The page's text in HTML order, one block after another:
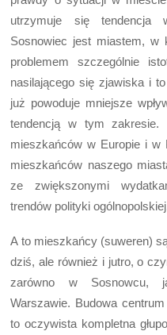
utrzymuje się tendencja
Sosnowiec jest miastem, w
problemem szczególnie
nasilającego się zjawiska i
już powoduje mniejsze
tendencją w tym zakresie.
mieszkańców w Europie i
mieszkańców naszego
ze zwiększonymi
trendów polityki
A to mieszkańcy (suweren)
dziś, ale również i jutro, o
zarówno w Sosnowcu,
Warszawie. Budowa
to oczywista kompletna